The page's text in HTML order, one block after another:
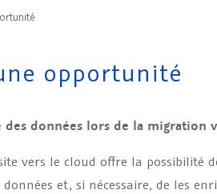
opportunité
données lors de la migration
vers le cloud offre la possibilité
et, si nécessaire, de les